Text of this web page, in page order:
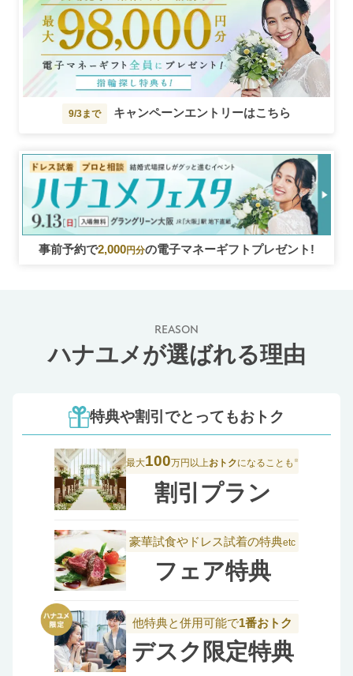
9/3まで キャンペーンエントリーはこちら
事前予約で2,000円分の電子マネーギフトプレゼント!
REASON
ハナユメが選ばれる理由
特典や割引でとってもおトク
最大100万円以上おトクになることも ※
割引プラン
豪華試食やドレス試着の特典etc
フェア特典
他特典と併用可能で1番おトク
デスク限定特典